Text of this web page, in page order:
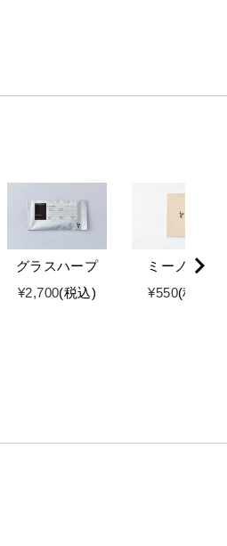
グラスハープ
¥2,700 税込
ミーノート
¥550 税込